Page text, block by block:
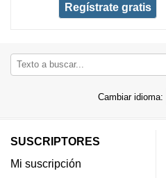
Regístrate gratis
Cambiar idioma:
SUSCRIPTORES
Mi suscripción